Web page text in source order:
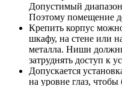
Допустимый
Поэтому помещение
Крепить корпус
шкафу, на стене или
металла. Ниши
затруднять доступ к
Допускается
на уровне глаз,